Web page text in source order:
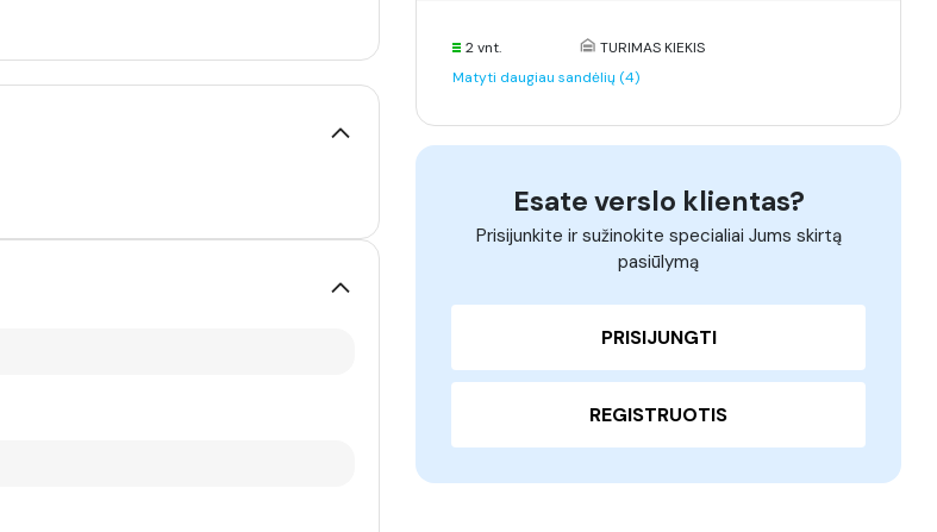
2 vnt.
TURIMAS KIEKIS
Matyti daugiau sandėlių (4)
Esate verslo klientas?
Prisijunkite ir sužinokite specialiai Jums skirtą
pasiūlymą
PRISIJUNGTI
REGISTRUOTIS